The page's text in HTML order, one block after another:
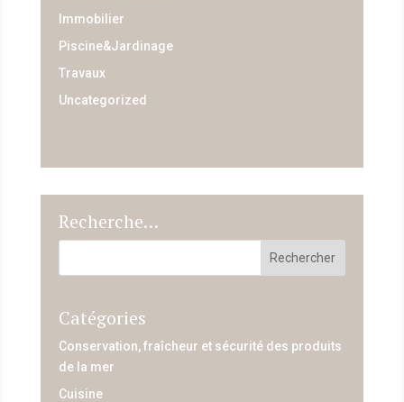
Immobilier
Piscine&Jardinage
Travaux
Uncategorized
Recherche…
Catégories
Conservation, fraîcheur et sécurité des produits
de la mer
Cuisine